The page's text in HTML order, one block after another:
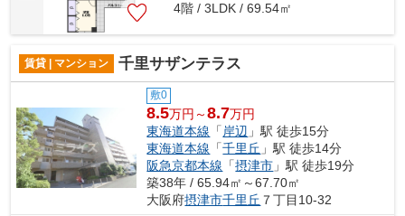
4階 / 3LDK / 69.54㎡
賃貸 | マンション 千里サザンテラス
敷0
8.5万円～8.7万円
東海道本線 「 岸辺 」駅 徒歩15分
東海道本線 「千里丘 」駅 徒歩14分
阪急京都本線 「摂津市 」駅 徒歩19分
築38年 / 65.94㎡～67.70㎡
大阪府摂津市千里丘 ７丁目10-32